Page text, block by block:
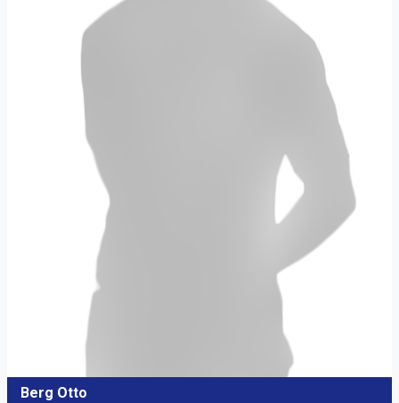
Berg Otto